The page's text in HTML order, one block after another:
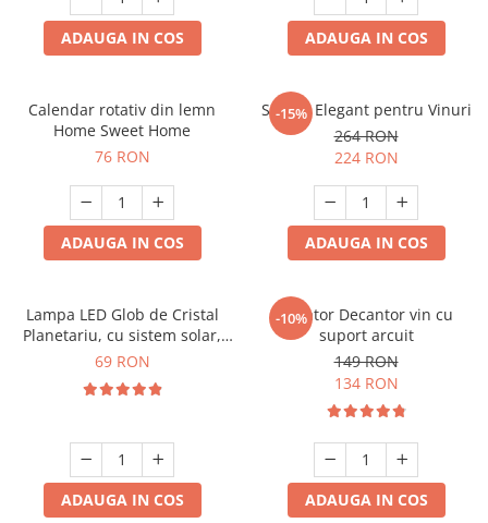
ADAUGA IN COS ADAUGA IN COS
Calendar rotativ din lemn
Home Sweet Home
76 RON
ADAUGA IN COS
-15%
Suport Elegant pentru Vinuri
264 RON
224 RON
ADAUGA IN COS
Lampa LED Glob de Cristal
Planetariu, cu sistem solar,
cadou captivant
69 RON
ADAUGA IN COS
-10%
Aerator Decantor vin cu
suport arcuit
149 RON
134 RON
ADAUGA IN COS